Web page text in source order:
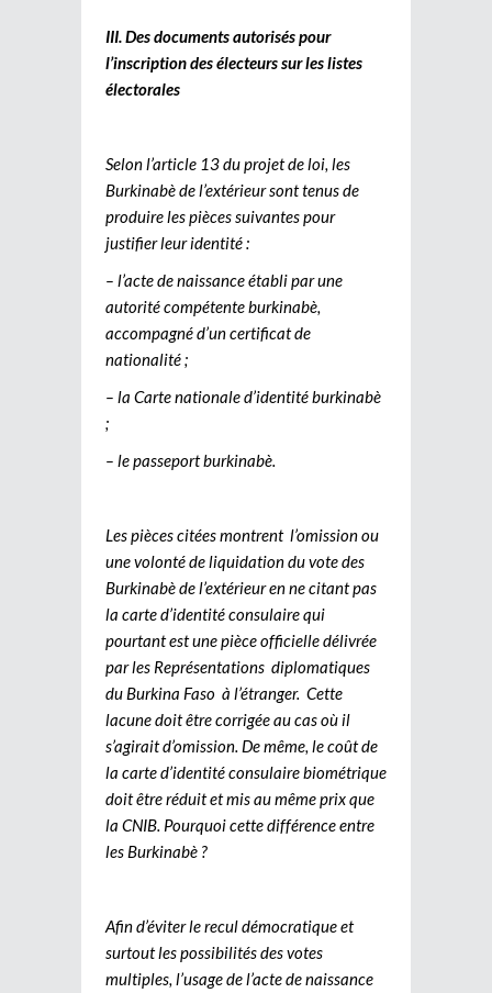
III. Des documents autorisés pour
l’inscription des électeurs sur les listes
électorales
Selon l’article 13 du projet de loi, les
Burkinabè de l’extérieur sont tenus de
produire les pièces suivantes pour
justifier leur identité :
– l’acte de naissance établi par une
autorité compétente burkinabè,
accompagné d’un certificat de
nationalité ;
– la Carte nationale d’identité burkinabè
;
– le passeport burkinabè.
Les pièces citées montrent l’omission ou
une volonté de liquidation du vote des
Burkinabè de l’extérieur en ne citant pas
la carte d’identité consulaire qui
pourtant est une pièce officielle délivrée
par les Représentations diplomatiques
du Burkina Faso à l’étranger. Cette
lacune doit être corrigée au cas où il
s’agirait d’omission. De même, le coût de
la carte d’identité consulaire biométrique
doit être réduit et mis au même prix que
la CNIB. Pourquoi cette différence entre
les Burkinabè ?
Afin d’éviter le recul démocratique et
surtout les possibilités des votes
multiples, l’usage de l’acte de naissance